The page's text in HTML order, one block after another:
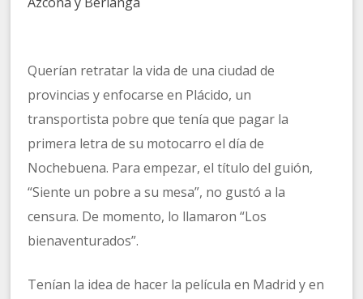
Querían retratar la vida de una ciudad de
provincias y enfocarse en Plácido, un
transportista pobre que tenía que pagar la
primera letra de su motocarro el día de
Nochebuena. Para empezar, el título del guión,
“Siente un pobre a su mesa”, no gustó a la
censura. De momento, lo llamaron “Los
bienaventurados”.
Tenían la idea de hacer la película en Madrid y en